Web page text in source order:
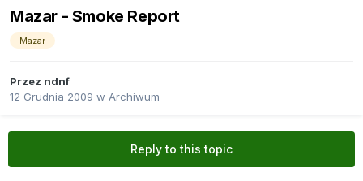
Mazar - Smoke Report
Mazar
Przez ndnf
12 Grudnia 2009 w Archiwum
Reply to this topic